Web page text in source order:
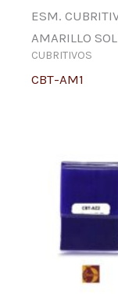
ESM.
AMARILLO SOL
CUBRITIVOS
CBT-AM1